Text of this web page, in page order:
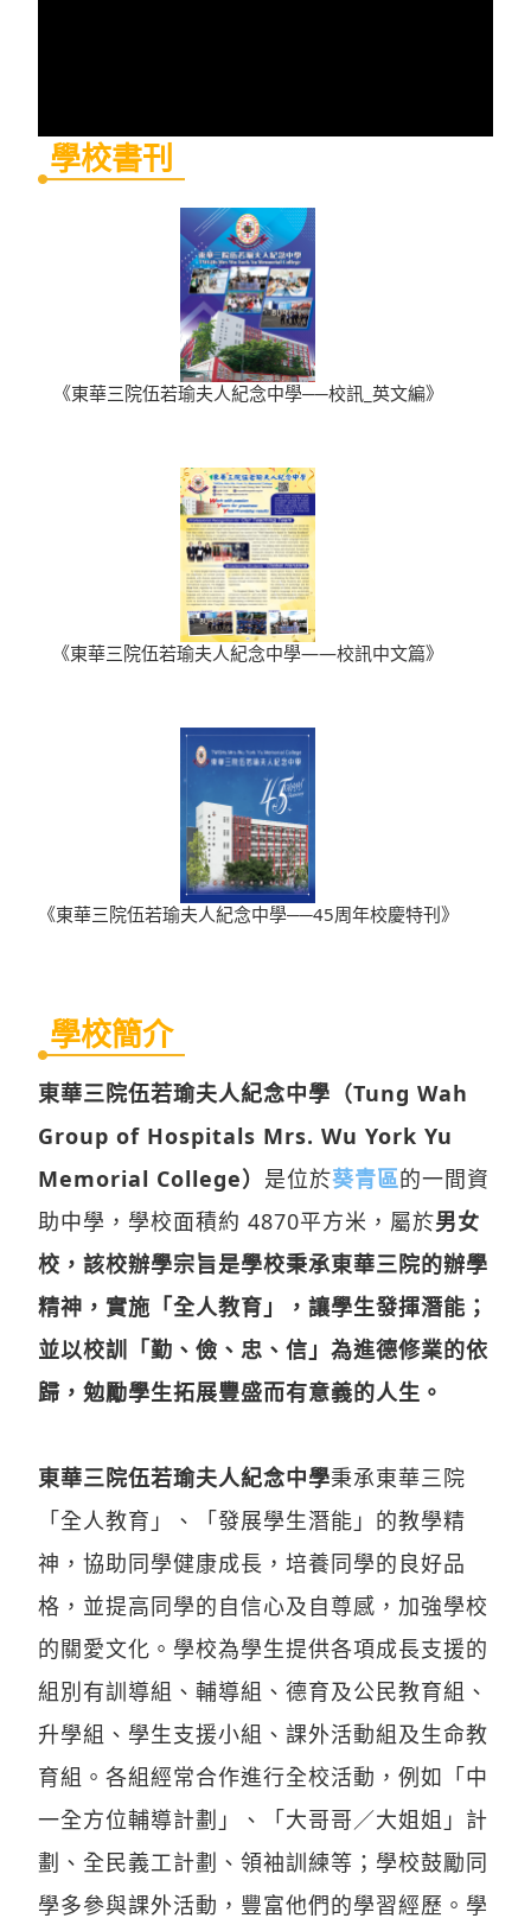
學校書刊
《東華三院伍若瑜夫人紀念中學──校訊_英文編》
《東華三院伍若瑜夫人紀念中學——校訊中文篇》
《東華三院伍若瑜夫人紀念中學──45周年校慶特刊》
學校簡介
東華三院伍若瑜夫人紀念中學（Tung Wah
Group of Hospitals Mrs. Wu York Yu
Memorial College） 是位於葵青區的一間資
助中學，學校面積約 4870平方米，屬於男女
校，該校辦學宗旨是學校秉承東華三院的辦學
精神，實施「全人教育」，讓學生發揮潛能；
並以校訓「勤、儉、忠、信」為進德修業的依
歸，勉勵學生拓展豐盛而有意義的人生。
東華三院伍若瑜夫人紀念中學秉承東華三院
「全人教育」、「發展學生潛能」的教學精
神，協助同學健康成長，培養同學的良好品
格，並提高同學的自信心及自尊感，加強學校
的關愛文化。學校為學生提供各項成長支援的
組別有訓導組、輔導組、德育及公民教育組、
升學組、學生支援小組、課外活動組及生命教
育組。各組經常合作進行全校活動，例如「中
一全方位輔導計劃」、「大哥哥／大姐姐」計
劃、全民義工計劃、領袖訓練等；學校鼓勵同
學多參與課外活動，豐富他們的學習經歷。學